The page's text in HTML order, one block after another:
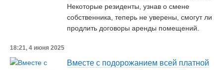
Некоторые резиденты, узнав о смене
собственника, теперь не уверены, смогут ли
продлить договоры аренды помещений.
18:21, 4 июня 2025
Вместе с подорожанием всей платной